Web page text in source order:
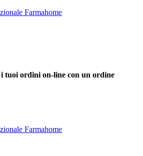
Farmahome
tuoi ordini on-line con un ordine
Farmahome